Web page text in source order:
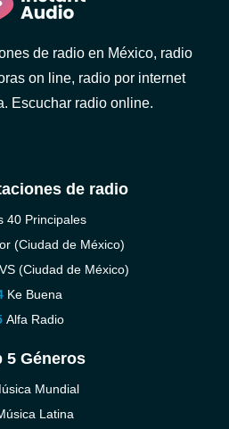
de radio en México, radio
on line, radio por internet
Escuchar radio online.
de radio
40 Principales
(Ciudad de México)
(Ciudad de México)
Ke Buena
Alfa Radio
5 Géneros
Mundial
Latina